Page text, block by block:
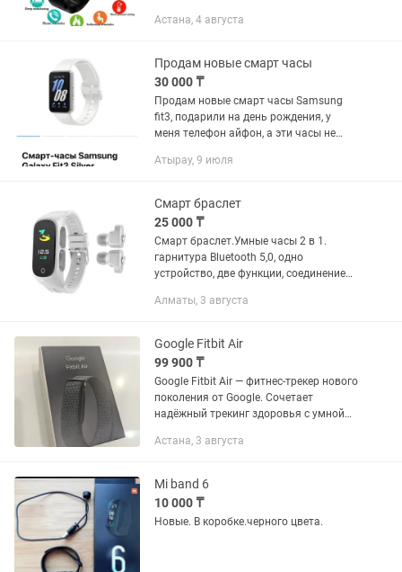
Пыленепроницаемые,
режиме ожидания 7...
Астана, 4 августа
Продам новые смарт часы
30 000 ₸
Продам новые смарт часы Samsung
fit3, подарили на день рождения, у
меня телефон айфон, а эти часы не
продаю.
Атырау, 9 июля
Смарт браслет
25 000 ₸
Смарт браслет.Умные часы 2 в 1.
гарнитура Bluetooth 5,0, одно
устройство, две функции, соединение
музыкальными устройствами, новый
Алматы, 3 августа
Google Fitbit Air
99 900 ₸
Google Fitbit Air — фитнес-трекер нового
поколения от Google. Сочетает
надёжный трекинг здоровья с умной
приложении. Главные особенности: -
Астана, 3 августа
Mi band 6
10 000 ₸
Новые. В коробке.черного цвета.